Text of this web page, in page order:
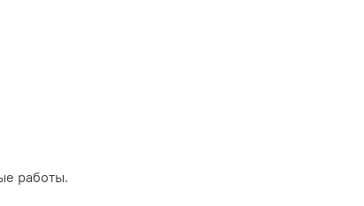
работы.